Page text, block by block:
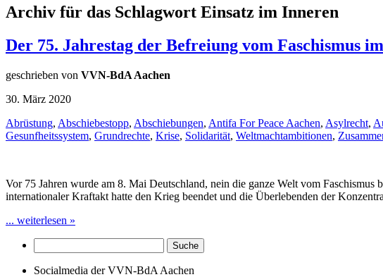
Archiv für das Schlagwort Einsatz im Inneren
Der 75. Jahrestag der Befreiung vom Faschismus
geschrieben von VVN-BdA Aachen
30. März 2020
Abrüstung, Abschiebestopp, Abschiebungen, Antifa For Peace Aachen, Asylrecht,
Gesunfheitssystem, Grundrechte, Krise, Solidarität, Weltmachtambitionen,
Vor 75 Jahren wurde am 8. Mai Deutschland, nein die ganze Welt vom
internationaler Kraftakt hatte den Krieg beendet und die Überlebenden der
... weiterlesen »
Socialmedia der VVN-BdA Aachen